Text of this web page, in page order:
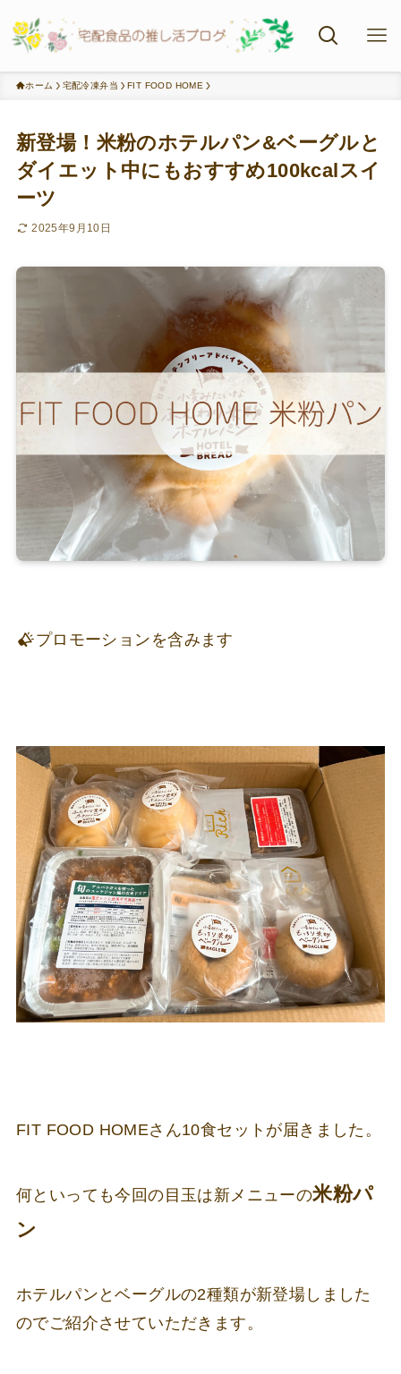
ホーム 宅配冷凍弁当 FIT FOOD HOME
新登場！米粉のホテルパン&ベーグルと
ダイエット中にもおすすめ100kcalスイ
ーツ
2025年9月10日
プロモーションを含みます
FIT FOOD HOMEさん10食セットが届きました。
何といっても今回の目玉は新メニューの米粉パ
ン
ホテルパンとベーグルの2種類が新登場しました
のでご紹介させていただきます。